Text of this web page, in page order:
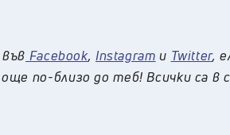
Facebook, Instagram и Twitter,
по-близо до теб! Всички са в